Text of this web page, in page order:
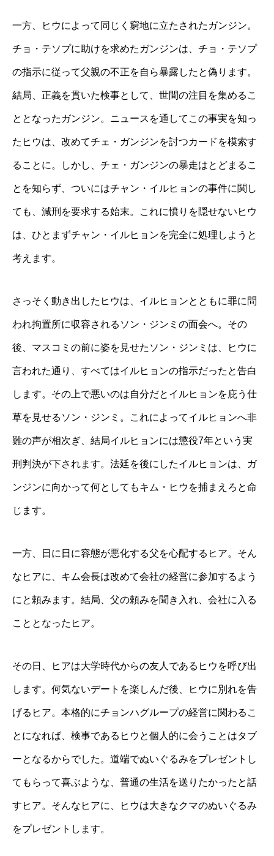
一方、ヒウによって同じく窮地に立たされたガンジン。
チョ・テソプに助けを求めたガンジンは、チョ・テソプ
の指示に従って父親の不正を自ら暴露したと偽ります。
結局、正義を貫いた検事として、世間の注目を集めるこ
ととなったガンジン。ニュースを通してこの事実を知っ
たヒウは、改めてチェ・ガンジンを討つカードを模索す
ることに。しかし、チェ・ガンジンの暴走はとどまるこ
とを知らず、ついにはチャン・イルヒョンの事件に関し
ても、減刑を要求する始末。これに憤りを隠せないヒウ
は、ひとまずチャン・イルヒョンを完全に処理しようと
考えます。
さっそく動き出したヒウは、イルヒョンとともに罪に問
われ拘置所に収容されるソン・ジンミの面会へ。その
後、マスコミの前に姿を見せたソン・ジンミは、ヒウに
言われた通り、すべてはイルヒョンの指示だったと告白
します。その上で悪いのは自分だとイルヒョンを庇う仕
草を見せるソン・ジンミ。これによってイルヒョンへ非
難の声が相次ぎ、結局イルヒョンには懲役7年という実
刑判決が下されます。法廷を後にしたイルヒョンは、ガ
ンジンに向かって何としてもキム・ヒウを捕まえろと命
じます。
一方、日に日に容態が悪化する父を心配するヒア。そん
なヒアに、キム会長は改めて会社の経営に参加するよう
にと頼みます。結局、父の頼みを聞き入れ、会社に入る
こととなったヒア。
その日、ヒアは大学時代からの友人であるヒウを呼び出
します。何気ないデートを楽しんだ後、ヒウに別れを告
げるヒア。本格的にチョンハグループの経営に関わるこ
とになれば、検事であるヒウと個人的に会うことはタブ
ーとなるからでした。道端でぬいぐるみをプレゼントし
てもらって喜ぶような、普通の生活を送りたかったと話
すヒア。そんなヒアに、ヒウは大きなクマのぬいぐるみ
をプレゼントします。